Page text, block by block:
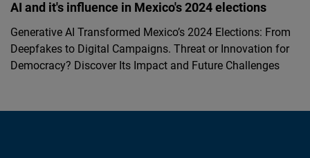
AI and it's influence in Mexico's 2024 elections
Generative AI Transformed Mexico’s 2024 Elections: From
Deepfakes to Digital Campaigns. Threat or Innovation for
Democracy? Discover Its Impact and Future Challenges